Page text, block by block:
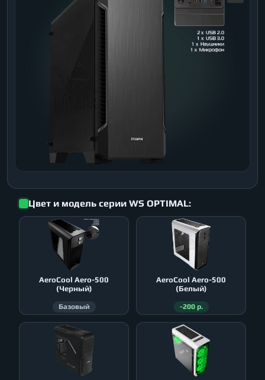
Цвет и модель серии WS OPTIMAL:
AeroСool Aero-500
(Черный)
Базовый
AeroСool Aero-500
(Белый)
-200 р.